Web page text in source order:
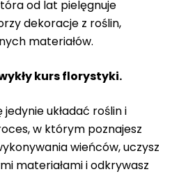
od lat pielęgnuje
dekoracje z roślin,
materiałów.
kurs florystyki.
układać roślin i
w którym poznajesz
wieńców, uczysz
materiałami i odkrywasz